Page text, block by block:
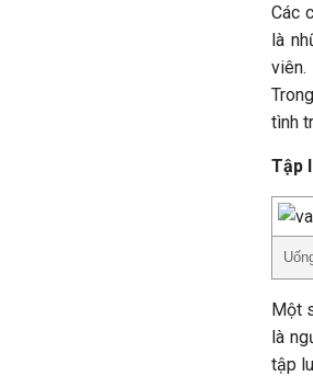
Các
là
viên.
tình
Tập
Một
là
tập